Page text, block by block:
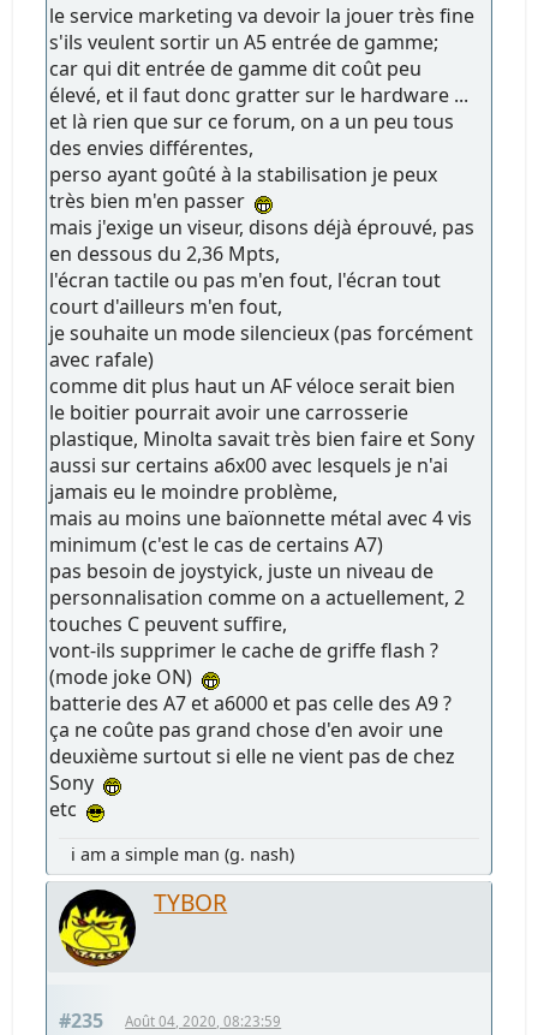
le service marketing va devoir la jouer très fine
s'ils veulent sortir un A5 entrée de gamme;
car qui dit entrée de gamme dit coût peu
élevé, et il faut donc gratter sur le hardware ...
et là rien que sur ce forum, on a un peu tous
des envies différentes,
perso ayant goûté à la stabilisation je peux
très bien m'en passer
mais j'exige un viseur, disons déjà éprouvé, pas
en dessous du 2,36 Mpts,
l'écran tactile ou pas m'en fout, l'écran tout
court d'ailleurs m'en fout,
je souhaite un mode silencieux (pas forcément
avec rafale)
comme dit plus haut un AF véloce serait bien
le boitier pourrait avoir une carrosserie
plastique, Minolta savait très bien faire et Sony
aussi sur certains a6x00 avec lesquels je n'ai
jamais eu le moindre problème,
mais au moins une baïonnette métal avec 4 vis
minimum (c'est le cas de certains A7)
pas besoin de joystyick, juste un niveau de
personnalisation comme on a actuellement, 2
touches C peuvent suffire,
vont-ils supprimer le cache de griffe flash ?
(mode joke ON)
batterie des A7 et a6000 et pas celle des A9 ?
ça ne coûte pas grand chose d'en avoir une
deuxième surtout si elle ne vient pas de chez
Sony
etc
i am a simple man (g. nash)
TYBOR
#235 Août 04, 2020, 08:23:59